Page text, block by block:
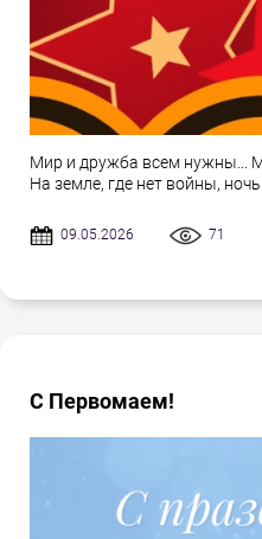
Мир и дружба всем нужны...
На земле, где нет войны,
09.05.2026 71
С Первомаем!